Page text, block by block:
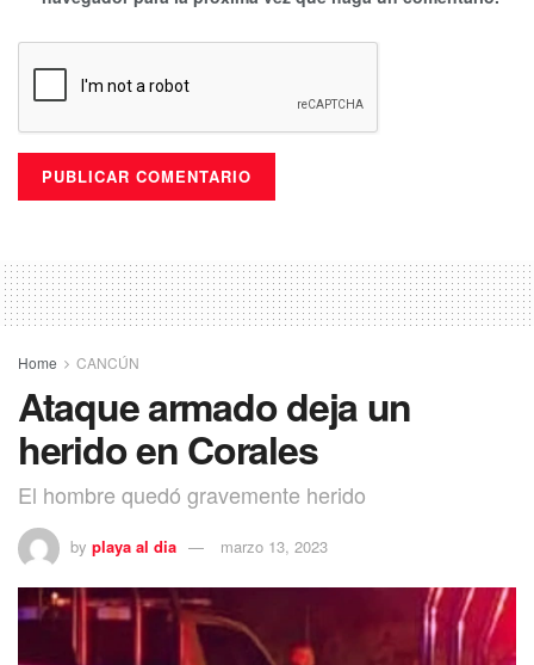
Home CANCÚN
Ataque armado deja un
herido en Corales
El hombre quedó gravemente herido
by playa al dia marzo 13, 2023